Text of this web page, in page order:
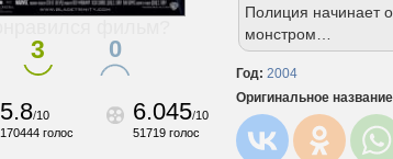
3 0
5.8/10
170444 голос
6.045/10
51719 голос
Полиция начинает
монстром…
Год: 2004
Оригинальное